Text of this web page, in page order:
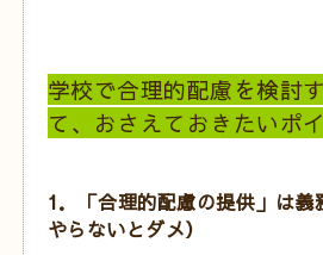
学校で合理的配慮を検討
て、おさえておきたいポ
1．「合理的配慮の提供」は義
やらないとダメ）